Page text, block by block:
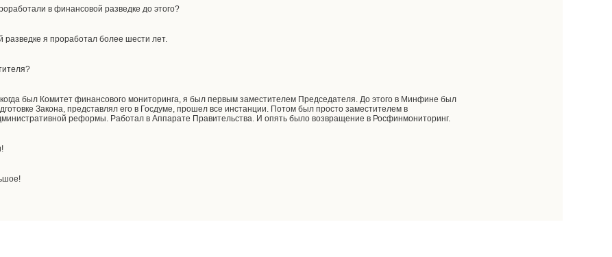
в финансовой разведке до этого?
разведке я проработал более шести лет.
был Комитет финансового мониторинга, я был первым заместителем Председателя. До этого в Минфине был
Закона, представлял его в Госдуме, прошел все инстанции. Потом был просто заместителем в
реформы. Работал в Аппарате Правительства. И опять было возвращение в Росфинмониторинг.